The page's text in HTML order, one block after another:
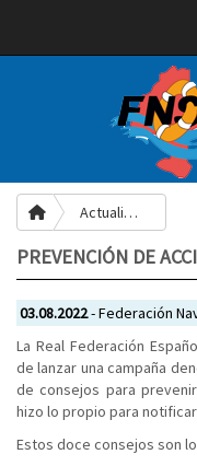
Actualidad
PREVENCIÓN DE
03.08.2022- Federación
La Real Federación
de lanzar una campaña
de consejos para
hizo lo propio para
Estos doce consejos son